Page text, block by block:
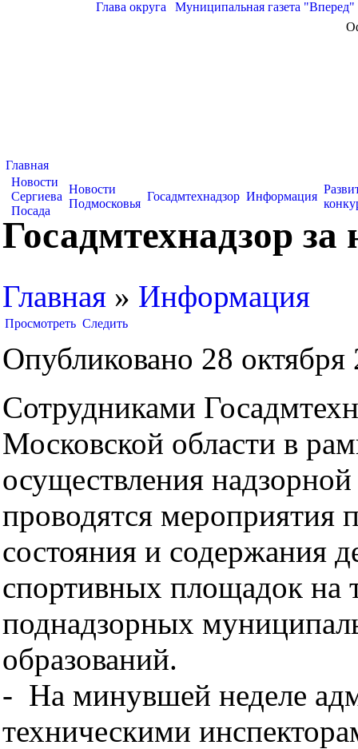
Глава округа Муниципальная газета "Вперед"
Главная
Новости
Сергиева
Посада
Новости
Подмосковья
Госадмтехнадзор Информация
Госадмтехнадзор
Главная » Информация
Просмотреть Следить
Опубликовано 28 октября
Сотрудниками
Московской области в
осуществления
проводятся мероприятия
состояния и содержания
спортивных площадок на
поднадзорных
образований.
- На минувшей неделе
техническими